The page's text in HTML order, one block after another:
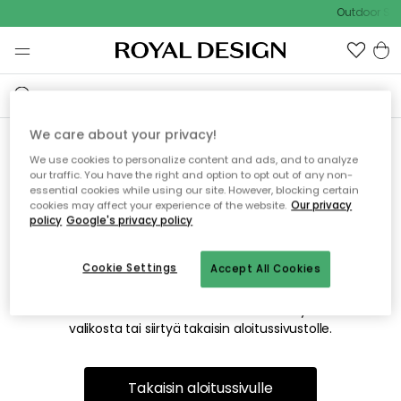
Outdoor
Emme valitettavasti löydä
etsimääsi sivua
Tämä voi johtua siitä, että sivua ei enää ole tai siitä, että se
on siirretty muualle. Pahoittelemme tästä mahdollisesti
valikosta tai siirtyä takaisin aloitussivustolle.
Takaisin aloitussivulle
We care about your privacy!
We use cookies to personalize content and ads, and to analyze
our traffic. You have the right and option to opt out of any non-
essential cookies while using our site. However, blocking certain
cookies may affect your experience of the website. Our privacy
policy Google's privacy policy
Accept All Cookies
Cookie Settings